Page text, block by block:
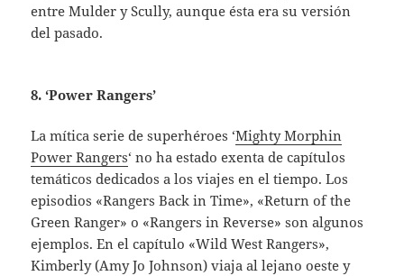
entre Mulder y Scully, aunque ésta era su versión
del pasado.
8. ‘Power Rangers’
La mítica serie de superhéroes ‘Mighty Morphin
Power Rangers‘ no ha estado exenta de capítulos
temáticos dedicados a los viajes en el tiempo. Los
episodios «Rangers Back in Time», «Return of the
Green Ranger» o «Rangers in Reverse» son algunos
ejemplos. En el capítulo «Wild West Rangers»,
Kimberly (Amy Jo Johnson) viaja al lejano oeste y